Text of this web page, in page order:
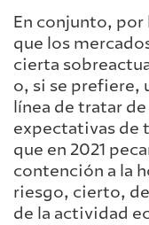
En conjunto, por
que los
cierta
o, si se prefiere,
línea de tratar
expectativas de
que en 2021
contención a la
riesgo, cierto,
de la actividad